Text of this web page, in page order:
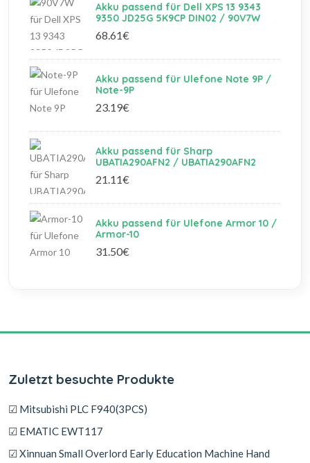
Akku passend für Dell XPS 13 9343
9350 JD25G 5K9CP DIN02 / 90V7W
68.61€
Akku passend für Ulefone Note 9P /
Note-9P
23.19€
Akku passend für Sharp
UBATIA290AFN2 / UBATIA290AFN2
21.11€
Akku passend für Ulefone Armor 10 /
Armor-10
31.50€
Zuletzt besuchte Produkte
☑ Mitsubishi PLC F940(3PCS)
☑ EMATIC EWT117
☑ Xinnuan Small Overlord Early Education Machine Hand